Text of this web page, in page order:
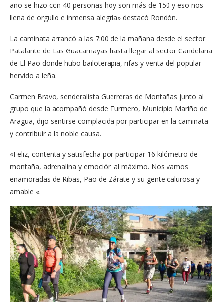
año se hizo con 40 personas hoy son más de 150 y eso nos
llena de orgullo e inmensa alegría» destacó Rondón.
La caminata arrancó a las 7:00 de la mañana desde el sector
Patalante de Las Guacamayas hasta llegar al sector Candelaria
de El Pao donde hubo bailoterapia, rifas y venta del popular
hervido a leña.
Carmen Bravo, senderalista Guerreras de Montañas junto al
grupo que la acompañó desde Turmero, Municipio Mariño de
Aragua, dijo sentirse complacida por participar en la caminata
y contribuir a la noble causa.
«Feliz, contenta y satisfecha por participar 16 kilómetro de
montaña, adrenalina y emoción al máximo. Nos vamos
enamoradas de Ribas, Pao de Zárate y su gente calurosa y
amable «.